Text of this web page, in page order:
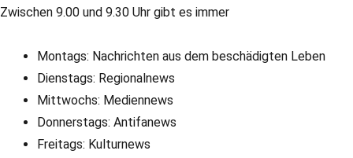
Zwischen 9.00 und 9.30 Uhr gibt es immer
Montags: Nachrichten aus dem beschädigten Leben
Dienstags: Regionalnews
Mittwochs: Mediennews
Donnerstags: Antifanews
Freitags: Kulturnews